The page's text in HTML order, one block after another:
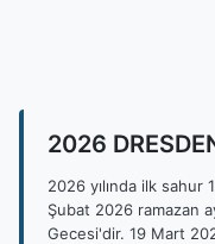
2026
2026 yılında ilk sahur
Şubat 2026 ramazan
Gecesi'dir. 19 Mart